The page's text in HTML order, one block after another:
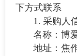
下方式联系
1. 采购人
名称：博
地址：焦